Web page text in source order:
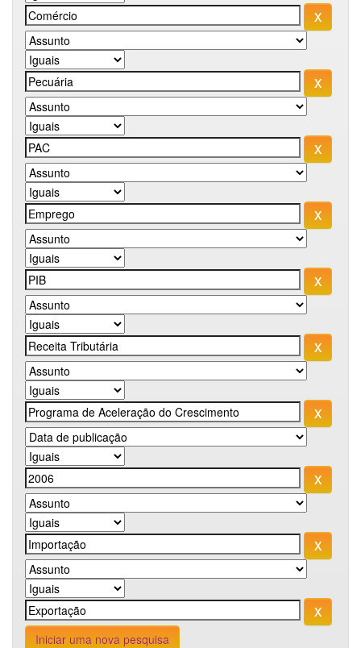
Iniciar uma nova pesquisa